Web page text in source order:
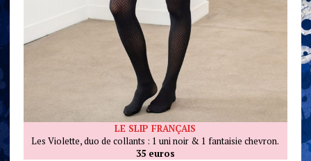
LE SLIP FRANÇAIS
Les Violette, duo de collants : 1 uni noir & 1 fantaisie chevron.
35 euros